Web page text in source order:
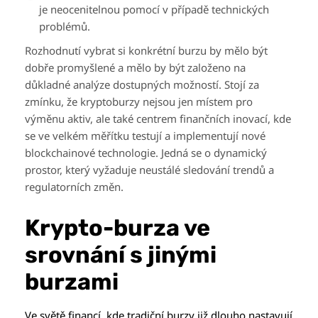
je neocenitelnou pomocí v případě technických
problémů.
Rozhodnutí vybrat si konkrétní burzu by mělo být
dobře promyšlené a mělo by být založeno na
důkladné analýze dostupných možností. Stojí za
zmínku, že kryptoburzy nejsou jen místem pro
výměnu aktiv, ale také centrem finančních inovací, kde
se ve velkém měřítku testují a implementují nové
blockchainové technologie. Jedná se o dynamický
prostor, který vyžaduje neustálé sledování trendů a
regulatorních změn.
Krypto-burza ve
srovnání s jinými
burzami